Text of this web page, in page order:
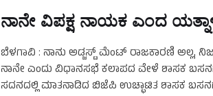
ನಾನೇ ವಿಪಕ್ಷ ನಾಯಕ ಎಂದ
ಬೆಳಗಾವಿ : ನಾನು ಅಡ್ಜಸ್ಟ್ ಮೆಂಟ್ ರಾಜಕಾರಣಿ ಅಲ್ಲ,
ನಾನೇ ಎಂದು ವಿಧಾನಸಭೆ ಕಲಾಪದ ವೇಳೆ ಶಾಸಕ
ಸದನದಲ್ಲಿ ಮಾತನಾಡಿದ ಬಿಜೆಪಿ ಉಚ್ಛಾಟಿತ ಶಾಸಕ